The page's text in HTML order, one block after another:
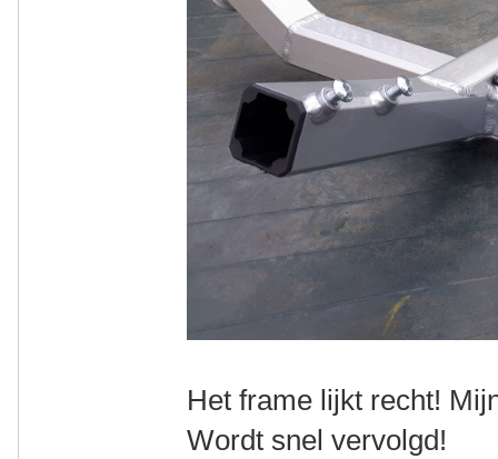
Het frame lijkt recht!
Wordt snel vervolgd!